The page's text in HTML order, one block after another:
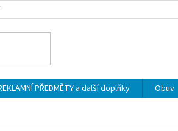
PŘEDMĚTY a další doplňky Obuv